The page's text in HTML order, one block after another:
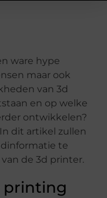
ware hype
maar ook
van 3d
en op welke
ontwikkelen?
dit artikel zullen
te
de 3d printer.
printing